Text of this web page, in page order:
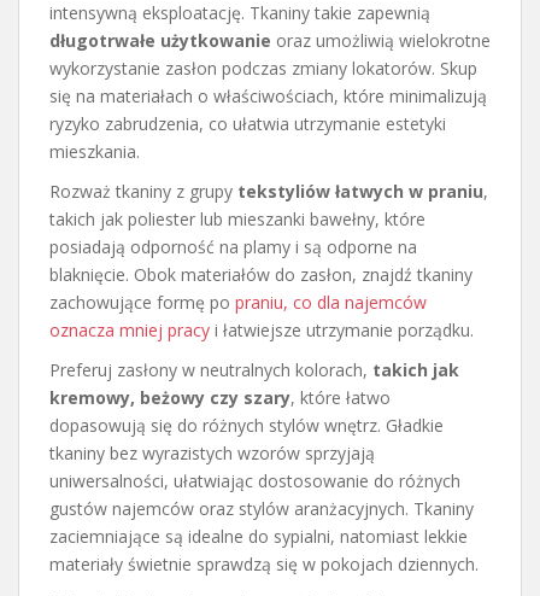
intensywną eksploatację. Tkaniny takie zapewnią
długotrwałe użytkowanie oraz umożliwią wielokrotne
wykorzystanie zasłon podczas zmiany lokatorów. Skup
się na materiałach o właściwościach, które minimalizują
ryzyko zabrudzenia, co ułatwia utrzymanie estetyki
mieszkania.
Rozważ tkaniny z grupy tekstyliów łatwych w praniu,
takich jak poliester lub mieszanki bawełny, które
posiadają odporność na plamy i są odporne na
blaknięcie. Obok materiałów do zasłon, znajdź tkaniny
zachowujące formę po praniu, co dla najemców
oznacza mniej pracy i łatwiejsze utrzymanie porządku.
Preferuj zasłony w neutralnych kolorach, takich jak
kremowy, beżowy czy szary, które łatwo
dopasowują się do różnych stylów wnętrz. Gładkie
tkaniny bez wyrazistych wzorów sprzyjają
uniwersalności, ułatwiając dostosowanie do różnych
gustów najemców oraz stylów aranżacyjnych. Tkaniny
zaciemniające są idealne do sypialni, natomiast lekkie
materiały świetnie sprawdzą się w pokojach dziennych.